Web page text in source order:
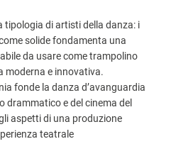
tipologia di artisti della danza: i
solide fondamenta una
da usare come trampolino
moderna e innovativa.
fonde la danza d’avanguardia
drammatico e del cinema del
aspetti di una produzione
teatrale